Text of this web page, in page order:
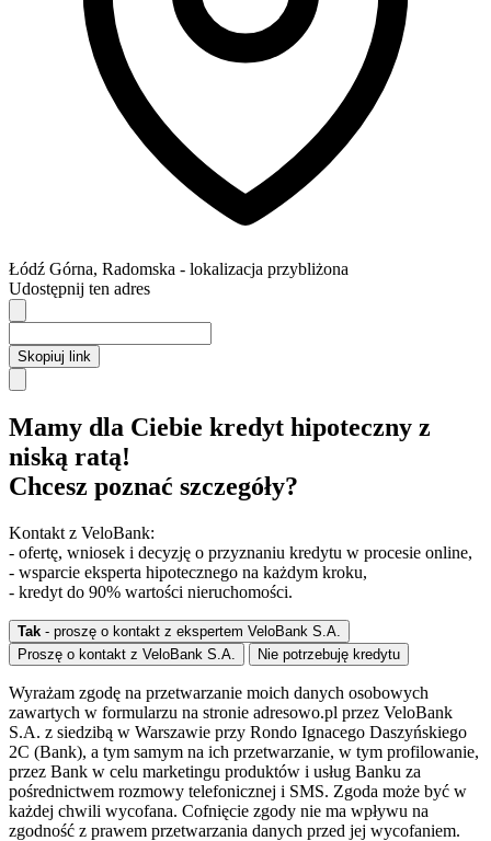
Łódź Górna, Radomska - lokalizacja przybliżona
Udostępnij ten adres
Skopiuj link
Mamy dla Ciebie kredyt hipoteczny z
niską ratą!
Chcesz poznać szczegóły?
Kontakt z VeloBank:
- ofertę, wniosek i decyzję o przyznaniu kredytu w procesie online,
- wsparcie eksperta hipotecznego na każdym kroku,
- kredyt do 90% wartości nieruchomości.
Tak - proszę o kontakt z ekspertem VeloBank S.A.
Proszę o kontakt z VeloBank S.A.
Nie potrzebuję kredytu
Wyrażam zgodę na przetwarzanie moich danych osobowych
zawartych w formularzu na stronie adresowo.pl przez VeloBank
S.A. z siedzibą w Warszawie przy Rondo Ignacego Daszyńskiego
2C (Bank), a tym samym na ich przetwarzanie, w tym profilowanie,
przez Bank w celu marketingu produktów i usług Banku za
pośrednictwem rozmowy telefonicznej i SMS. Zgoda może być w
każdej chwili wycofana. Cofnięcie zgody nie ma wpływu na
zgodność z prawem przetwarzania danych przed jej wycofaniem.